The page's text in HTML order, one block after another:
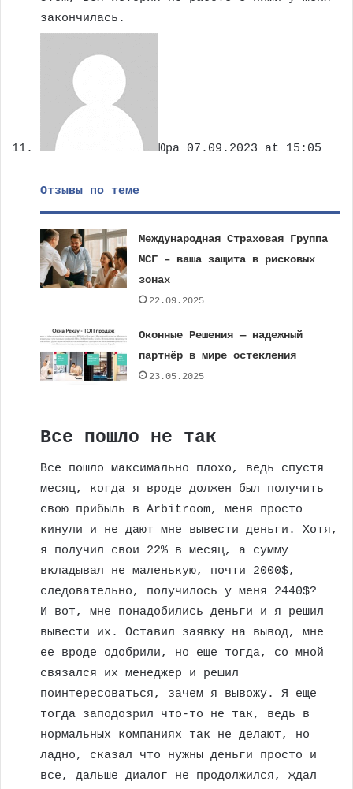
закончилась.
Юра 07.09.2023 at 15:05
Отзывы по теме
Международная Страховая Группа
МСГ – ваша защита в рисковых
зонах
22.09.2025
Оконные Решения — надежный
партнёр в мире остекления
23.05.2025
Все пошло не так
Все пошло максимально плохо, ведь спустя
месяц, когда я вроде должен был получить
свою прибыль в Arbitroom, меня просто
кинули и не дают мне вывести деньги. Хотя,
я получил свои 22% в месяц, а сумму
вкладывал не маленькую, почти 2000$,
следовательно, получилось у меня 2440$?
И вот, мне понадобились деньги и я решил
вывести их. Оставил заявку на вывод, мне
ее вроде одобрили, но еще тогда, со мной
связался их менеджер и решил
поинтересоваться, зачем я вывожу. Я еще
тогда заподозрил что-то не так, ведь в
нормальных компаниях так не делают, но
ладно, сказал что нужны деньги просто и
все, дальше диалог не продолжился, ждал